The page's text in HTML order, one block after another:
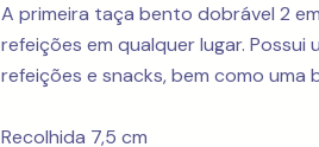
A primeira taça bento dobrável 2
refeições em qualquer lugar.
refeições e snacks, bem como uma
Recolhida 7,5 cm